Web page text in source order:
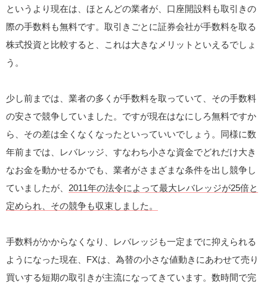
というより現在は、ほとんどの業者が、口座開設料も取引きの
際の手数料も無料です。取引きごとに証券会社が手数料を取る
株式投資と比較すると、これは大きなメリットといえるでしょ
う。
少し前までは、業者の多くが手数料を取っていて、その手数料
の安さで競争していました。ですが現在はなにしろ無料ですか
ら、その差は全くなくなったといっていいでしょう。同様に数
年前までは、レバレッジ、すなわち小さな資金でどれだけ大き
なお金を動かせるかでも、業者がさまざまな条件を出し競争し
ていましたが、 2011年の法令によって最大レバレッジが25倍と
定められ、その競争も収束しました。
手数料がかからなくなり、レバレッジも一定までに抑えられる
ようになった現在、FXは、為替の小さな値動きにあわせて売り
買いする短期の取引きが主流になってきています。数時間で完